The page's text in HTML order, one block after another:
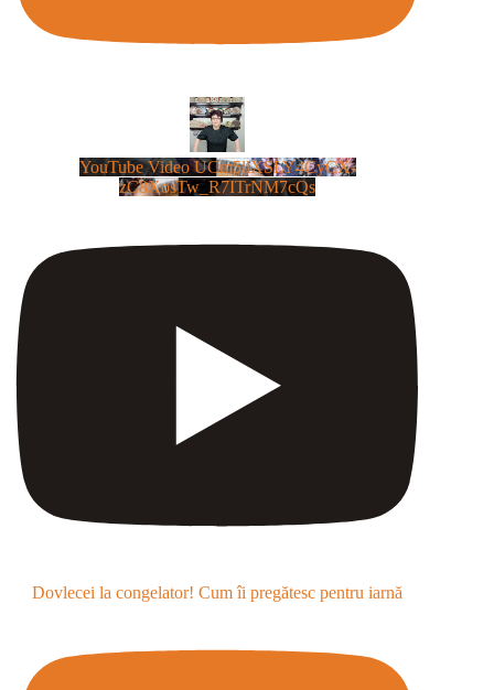
YouTube Video UCm5llXSLY4CyCX-
zC8XosTw_R7ITrNM7cQs
Dovlecei la congelator! Cum îi pregătesc pentru iarnă